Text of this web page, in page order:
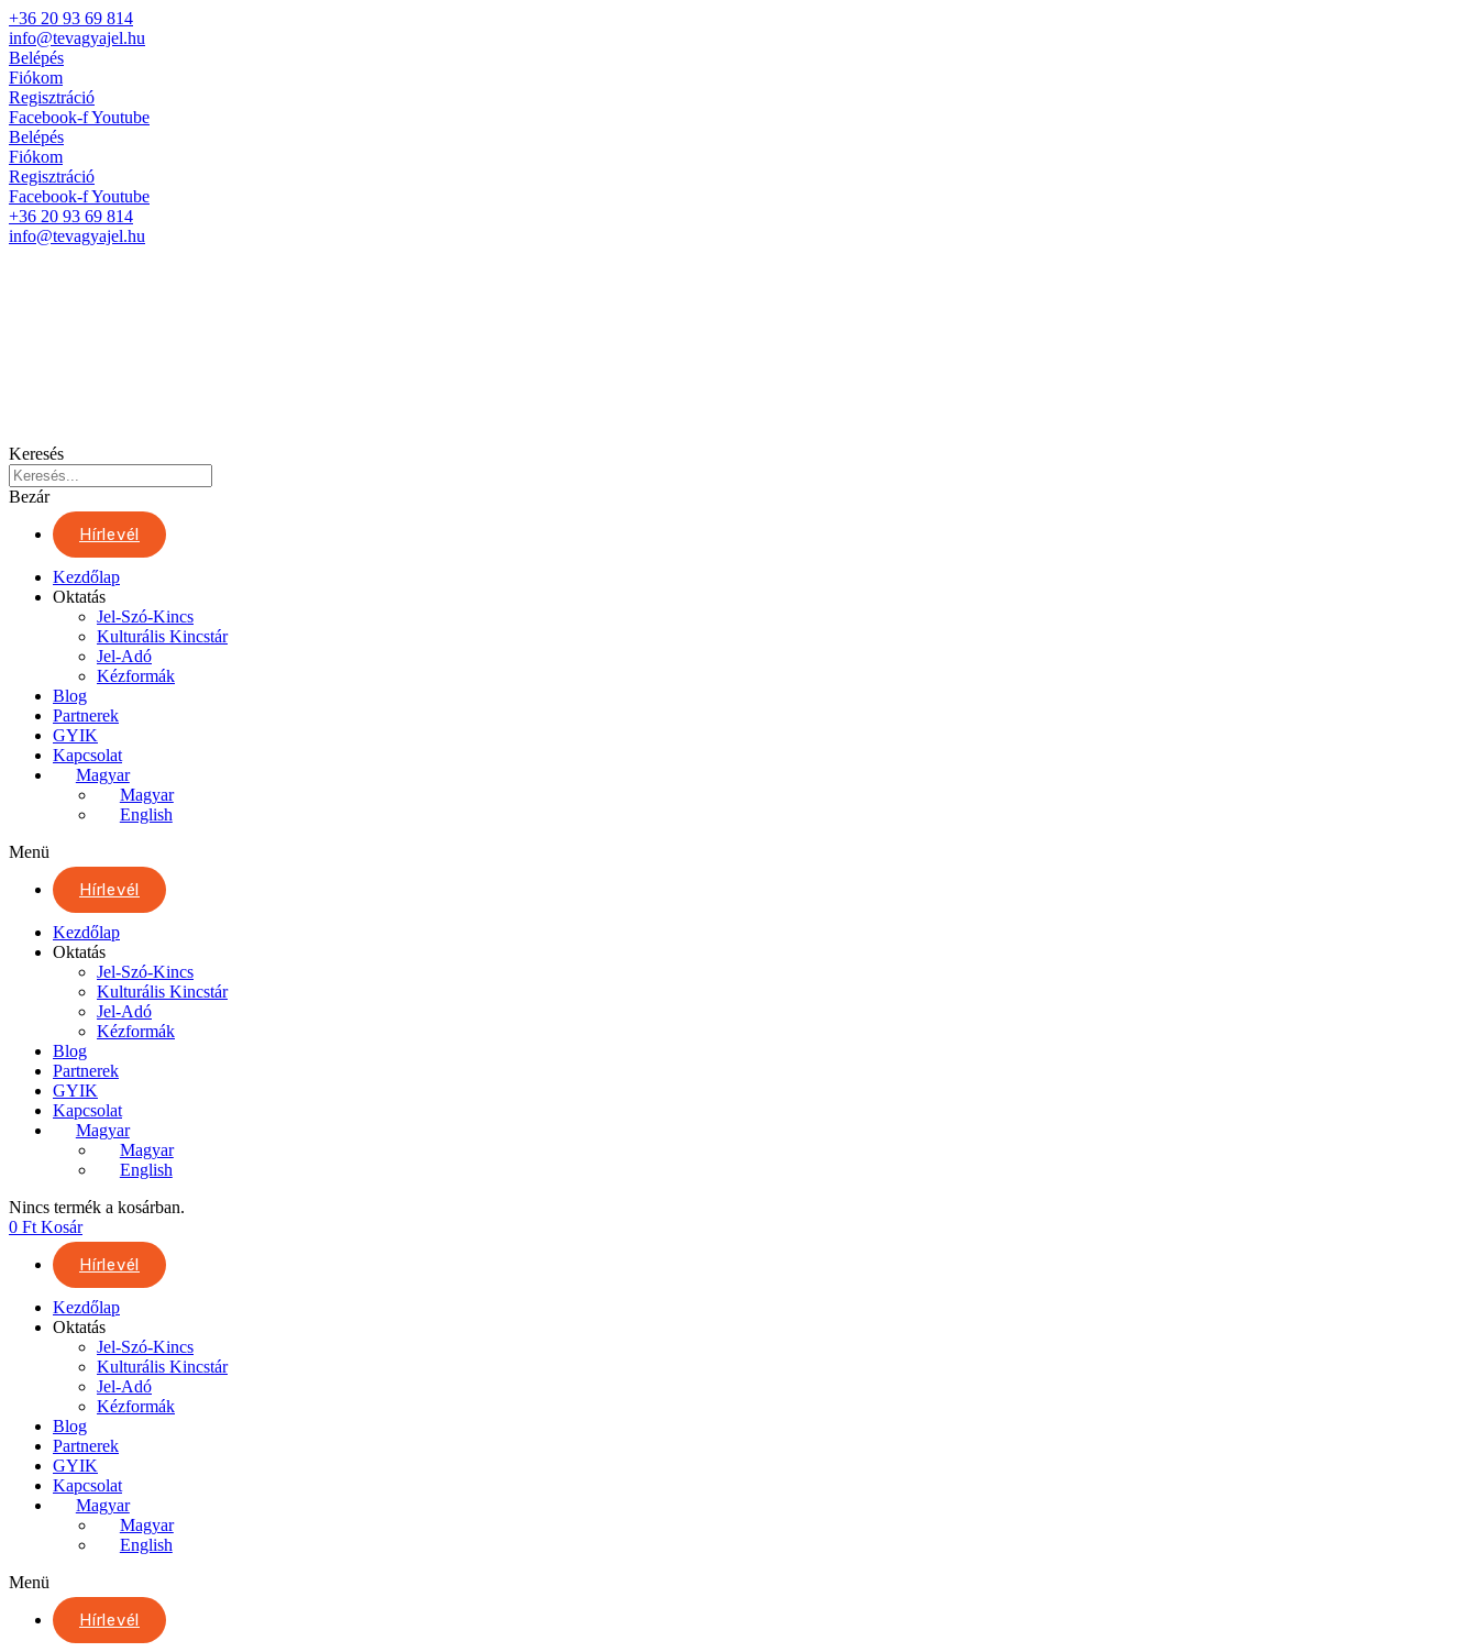
+36 20 93 69 814
info@tevagyajel.hu
Belépés
Fiókom
Regisztráció
Facebook-fYoutube
Belépés
Fiókom
Regisztráció
Facebook-fYoutube
+36 20 93 69 814
info@tevagyajel.hu
Keresés
Bezár
Hírlevél
Kezdőlap
Oktatás
Jel-Szó-Kincs
Kulturális Kincstár
Jel-Adó
Kézformák
Blog
Partnerek
GYIK
Kapcsolat
Magyar
Magyar
English
Menü
Hírlevél
Kezdőlap
Oktatás
Jel-Szó-Kincs
Kulturális Kincstár
Jel-Adó
Kézformák
Blog
Partnerek
GYIK
Kapcsolat
Magyar
Magyar
English
Nincs termék a kosárban.
0 Ft Kosár
Hírlevél
Kezdőlap
Oktatás
Jel-Szó-Kincs
Kulturális Kincstár
Jel-Adó
Kézformák
Blog
Partnerek
GYIK
Kapcsolat
Magyar
Magyar
English
Menü
Hírlevél